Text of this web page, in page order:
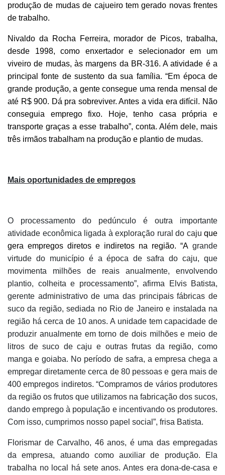
produção de mudas de cajueiro tem gerado novas frentes
de trabalho.
Nivaldo da Rocha Ferreira, morador de Picos, trabalha,
desde 1998, como enxertador e selecionador em um
viveiro de mudas, às margens da BR-316. A atividade é a
principal fonte de sustento da sua família. “Em época de
grande produção, a gente consegue uma renda mensal de
até R$ 900. Dá pra sobreviver. Antes a vida era difícil. Não
conseguia emprego fixo. Hoje, tenho casa própria e
transporte graças a esse trabalho”, conta. Além dele, mais
três irmãos trabalham na produção e plantio de mudas.
Mais oportunidades de empregos
O processamento do pedúnculo é outra importante
atividade econômica ligada à exploração rural do caju que
gera empregos diretos e indiretos na região. “A grande
virtude do município é a época de safra do caju, que
movimenta milhões de reais anualmente, envolvendo
plantio, colheita e processamento”, afirma Elvis Batista,
gerente administrativo de uma das principais fábricas de
suco da região, sediada no Rio de Janeiro e instalada na
região há cerca de 10 anos. A unidade tem capacidade de
produzir anualmente em torno de dois milhões e meio de
litros de suco de caju e outras frutas da região, como
manga e goiaba. No período de safra, a empresa chega a
empregar diretamente cerca de 80 pessoas e gera mais de
400 empregos indiretos. “Compramos de vários produtores
da região os frutos que utilizamos na fabricação dos sucos,
dando emprego à população e incentivando os produtores.
Com isso, cumprimos nosso papel social”, frisa Batista.
Florismar de Carvalho, 46 anos, é uma das empregadas
da empresa, atuando como auxiliar de produção. Ela
trabalha no local há sete anos. Antes era dona-de-casa e